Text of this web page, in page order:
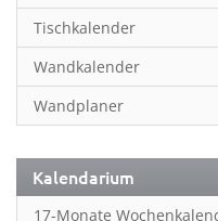
Inspiration &
Inspiration & Spiritualität
Kinderkalender
Kunst
Länder & Städte
Landschaft & Natur
Tischkalender
Wandkalender
Wandplaner
Kalendarium
17-Monate